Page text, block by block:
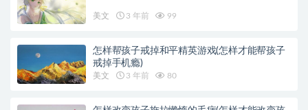
美文 3 年前 99
怎样帮孩子戒掉和平精英游戏(怎样才能帮孩子
戒掉手机瘾)
美文 3 年前 80